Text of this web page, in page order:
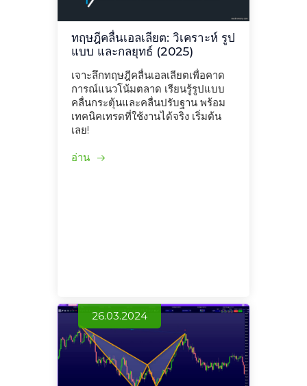
ทฤษฎีคลื่นเอลเลียต: วิเคราะห์ รูป
แบบ และกลยุทธ์ (2025)
เจาะลึกทฤษฎีคลื่นเอลเลียตเพื่อคาด
การณ์แนวโน้มตลาด เรียนรู้รูปแบบ
คลื่นกระตุ้นและคลื่นปรับฐาน พร้อม
เทคนิคเทรดที่ใช้งานได้จริง เริ่มต้น
เลย!
อ่าน
26.03.2024